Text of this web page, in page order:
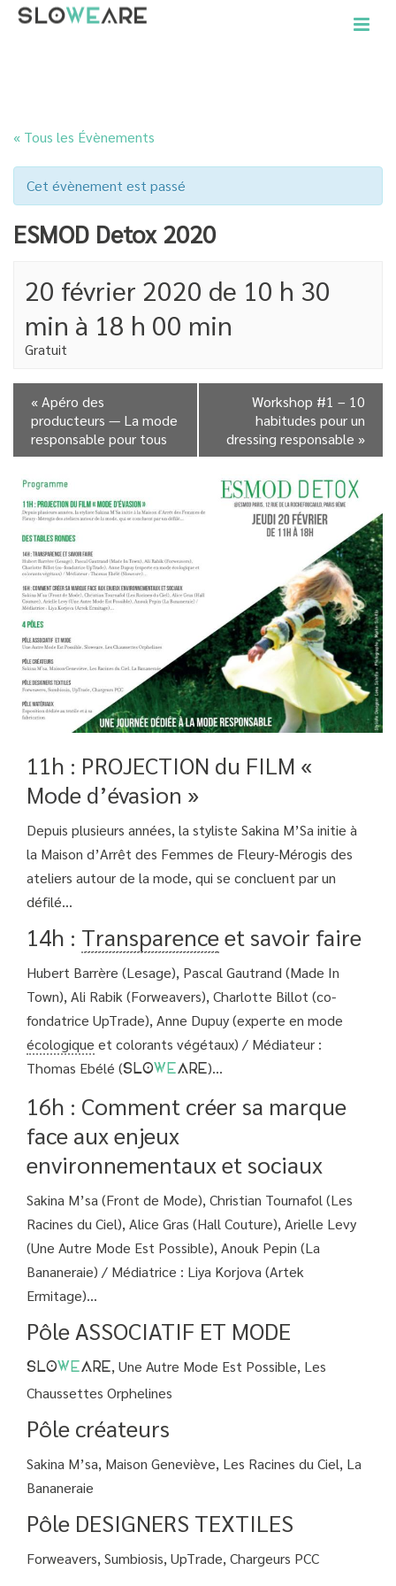
« Tous les Évènements
Cet évènement est passé
ESMOD Detox 2020
20 février 2020 de 10 h 30
min à 18 h 00 min
Gratuit
«Apéro des
producteurs — La mode
responsable pour tous
Workshop #1 – 10
habitudes pour un
dressing responsable »
11h : PROJECTION du FILM «
Mode d’évasion »
Depuis plusieurs années, la styliste Sakina M’Sa initie à
la Maison d’Arrêt des Femmes de Fleury-Mérogis des
ateliers autour de la mode, qui se concluent par un
défilé...
14h : Transparenceet savoir faire
Hubert Barrère (Lesage), Pascal Gautrand (Made In
Town), Ali Rabik (Forweavers), Charlotte Billot (co-
fondatrice UpTrade), Anne Dupuy (experte en mode
écologique et colorants végétaux) / Médiateur :
Thomas Ebélé (SLOWEARE)...
16h : Comment créer sa marque
face aux enjeux
environnementaux et sociaux
Sakina M’sa (Front de Mode), Christian Tournafol (Les
Racines du Ciel), Alice Gras (Hall Couture), Arielle Levy
(Une Autre Mode Est Possible), Anouk Pepin (La
Bananeraie) / Médiatrice : Liya Korjova (Artek
Ermitage)...
Pôle ASSOCIATIF ET MODE
SLOWEARE, Une Autre Mode Est Possible, Les
Chaussettes Orphelines
Pôle créateurs
Sakina M’sa, Maison Geneviève, Les Racines du Ciel, La
Bananeraie
Pôle DESIGNERS TEXTILES
Forweavers, Sumbiosis, UpTrade, Chargeurs PCC